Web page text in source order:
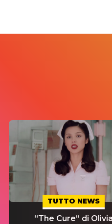
TUTTO NEWS
“The Cure” di Olivia